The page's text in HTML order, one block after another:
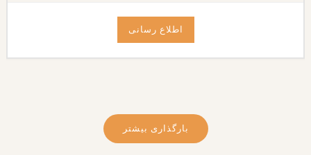
اطلاع رسانی
بارگذاری بیشتر